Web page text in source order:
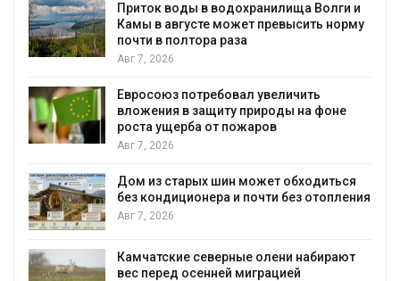
Приток воды в водохранилища Волги и
Камы в августе может превысить норму
почти в полтора раза
Авг 7, 2026
Евросоюз потребовал увеличить
вложения в защиту природы на фоне
роста ущерба от пожаров
Авг 7, 2026
Дом из старых шин может обходиться
без кондиционера и почти без отопления
Авг 7, 2026
Камчатские северные олени набирают
вес перед осенней миграцией